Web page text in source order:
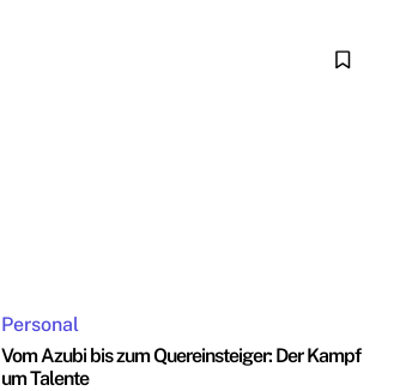
Personal
Vom Azubi bis zum Quereinsteiger: Der Kampf
um Talente